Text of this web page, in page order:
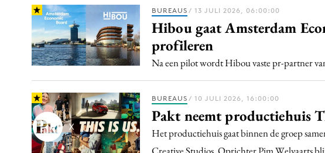
BUREAUS / 13 JULI 2026, 06:00:00
Hibou gaat Amsterdam
profileren
Na een pilot wordt Hibou vaste pr-partner
BUREAUS / 10 JULI 2026, 16:00:00
Pakt neemt productiehuis
Het productiehuis gaat binnen de groep